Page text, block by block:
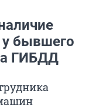
у бывшего
ГИБДД